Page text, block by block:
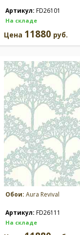
Артикул: FD26101
На складе
Цена 11880 руб.
Обои: Aura Revival
Артикул: FD26111
На складе